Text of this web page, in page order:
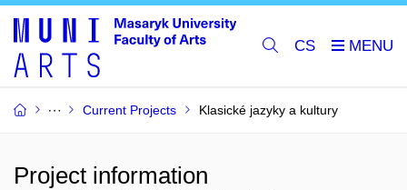
CS
Current Projects Klasické jazyky a kultury
Project information